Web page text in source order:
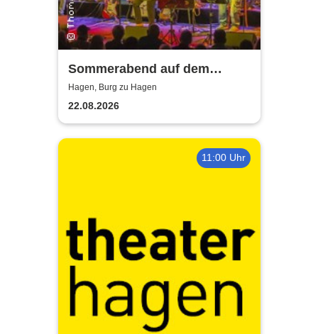
Sommerabend auf dem
Burghof - mit der Band Hagen
Allstars
Hagen, Burg zu Hagen
22.08.2026
11:00 Uhr